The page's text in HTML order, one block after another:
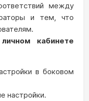
между
и тем, что
кабинете
в боковом
настройки.